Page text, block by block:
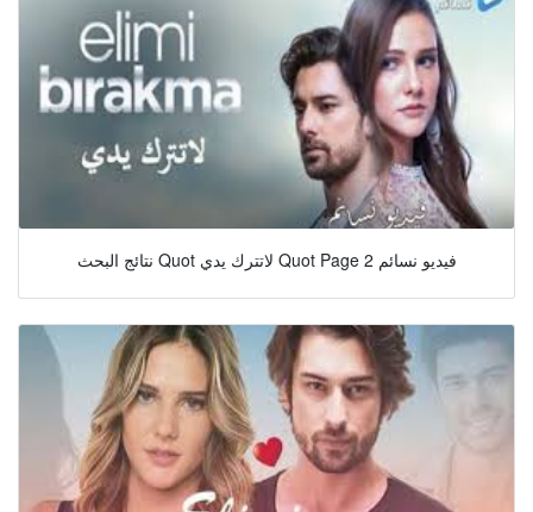
نتائج البحث Quot لاتترك يدي Quot Page 2 فيديو نسائم